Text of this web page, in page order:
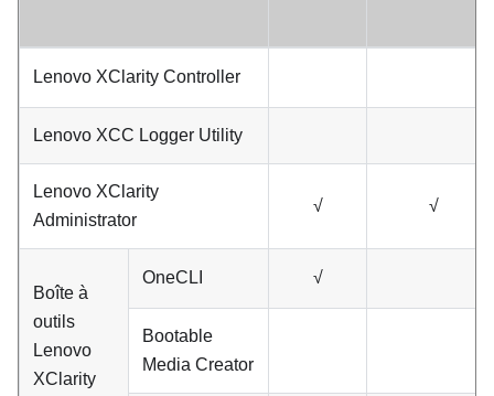
Lenovo XClarity Controller
Lenovo XCC Logger Utility
Lenovo XClarity
Administrator
√ √
Boîte à
outils
Lenovo
XClarity
OneCLI √
Bootable
Media Creator